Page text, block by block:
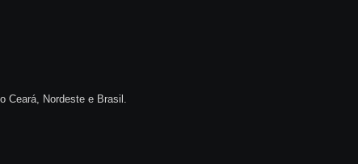
Ceará, Nordeste e Brasil.